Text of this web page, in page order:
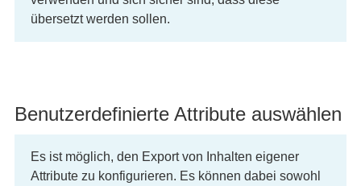
übersetzt werden sollen.
Benutzerdefinierte Attribute auswählen
Es ist möglich, den Export von Inhalten eigener
Attribute zu konfigurieren. Es können dabei sowohl